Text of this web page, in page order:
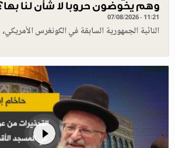
وهم يخوضون حروبا لا شأن لنا
07/08/2026 - 11:21
النائبة الجمهورية السابقة في الكونغرس